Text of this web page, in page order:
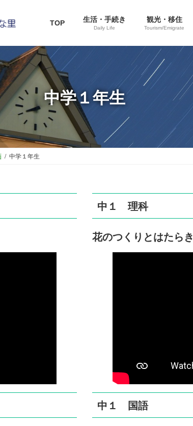
TOP 生活・手続き
Daily Life
観光・移住
Tourism/Emigrate
中学１年生
中学１年生
中１ 理科
花のつくりとはたらき
中１ 国語